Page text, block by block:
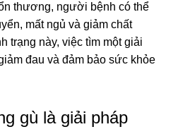
thương, người bệnh có thể
mất ngủ và giảm chất
trạng này, việc tìm một giải
đau và đảm bảo sức khỏe
gù là giải pháp